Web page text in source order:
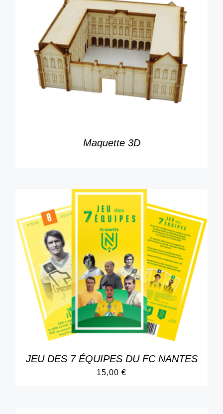
DÉTAILS
Maquette 3D
AJOUTER AU PANIER / DÉTAILS
JEU DES 7 ÉQUIPES DU FC NANTES
15,00 €